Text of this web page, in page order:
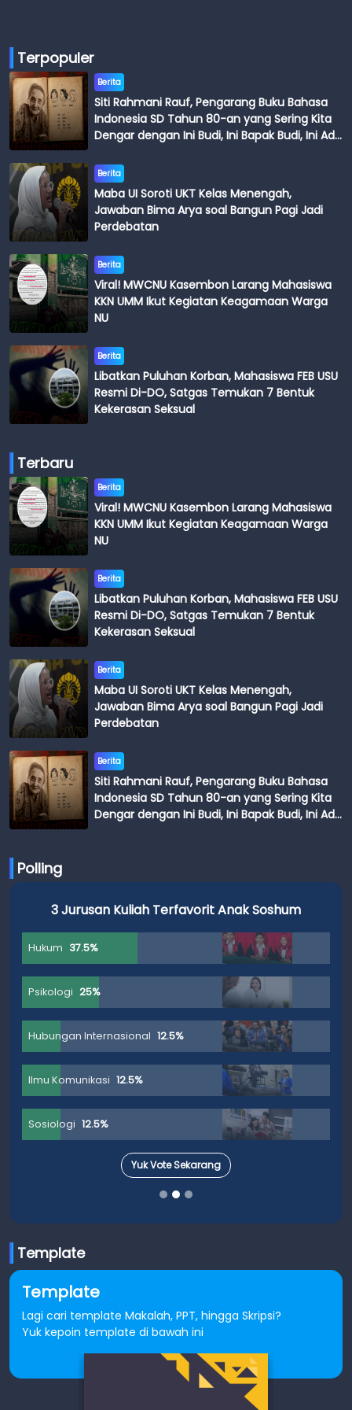
Terpopuler
Berita
Siti Rahmani Rauf, Pengarang Buku Bahasa
Indonesia SD Tahun 80-an yang Sering Kita
Dengar dengan Ini Budi, Ini Bapak Budi, Ini Adik
Berita
Maba UI Soroti UKT Kelas Menengah,
Jawaban Bima Arya soal Bangun Pagi Jadi
Perdebatan
Berita
Viral! MWCNU Kasembon Larang Mahasiswa
KKN UMM Ikut Kegiatan Keagamaan Warga
NU
Berita
Libatkan Puluhan Korban, Mahasiswa FEB USU
Resmi Di-DO, Satgas Temukan 7 Bentuk
Kekerasan Seksual
Terbaru
Berita
Viral! MWCNU Kasembon Larang Mahasiswa
KKN UMM Ikut Kegiatan Keagamaan Warga
NU
Berita
Libatkan Puluhan Korban, Mahasiswa FEB USU
Resmi Di-DO, Satgas Temukan 7 Bentuk
Kekerasan Seksual
Berita
Maba UI Soroti UKT Kelas Menengah,
Jawaban Bima Arya soal Bangun Pagi Jadi
Perdebatan
Berita
Siti Rahmani Rauf, Pengarang Buku Bahasa
Indonesia SD Tahun 80-an yang Sering Kita
Dengar dengan Ini Budi, Ini Bapak Budi, Ini Adik
Polling
3 Jurusan Kuliah Terfavorit Anak Soshum
Hukum 37.5%
Psikologi 25%
Hubungan Internasional 12.5%
Ilmu Komunikasi 12.5%
Sosiologi 12.5%
Yuk Vote Sekarang
Template
Template
Lagi cari template Makalah, PPT, hingga Skripsi?
Yuk kepoin template di bawah ini